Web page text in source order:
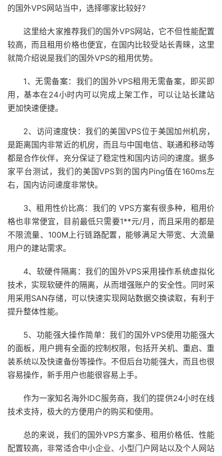
的国外VPS网站当中，选择哪家比较好?
这里给大家推荐我们的国外VPS网站，它不但性能配置
较高，而且租用价格也便宜，在国内比较受站长青睐，这里
就简介绍说是我们的国外VPS的租用优势。
1、无需备案：我们的国外VPS租用无需备案，即买即
用，基本在24小时内可以完成上架工作，可以让站长建站
更加快速便捷。
2、访问速度快：我们的美国VPS位于美国加州机房，
是距离国内非常近的机房，而且与中国电信、联通和移动等
都是合作伙伴，充分保证了稳定性和国内访问的速度。据多
家平台测试，我们的美国VPS到的国内Ping值在160ms左
右，国内访问速度非常快。
3、租用性价比高：我们的 VPS方案有很多种，租用价
格也非常便宜，目前最低只需要1**元/月，而且采用的都是
不限流量、100M上行链路配置，能够满足大带宽、大流量
用户的建站需求。
4、软硬件隔离：我们的国外VPS采用操作系统虚拟化
技术，实现软硬件的隔离，从而增强账户的安全性。同时采
用采用SAN存储，可以快速实现网站数据交换读取，有利于
提升整体性能。
5、功能强大操作简单：我们的国外VPS使用功能强大
的面板，用户拥有全面的控制权限，包括开关机、重启、重
装系统以及快速备份等操作。不但后台功能强大，而且也很
容易操作，新手用户也能很容易上手。
作为一家知名海外IDC服务商，我们的提供24小时在线
技术支持，极大的方便用户的购买和使用。
总的来说，我们的国外VPS方案多、租用价格低、性能
配置较高，非常适合中小企业、小型门户网站以及个人网站